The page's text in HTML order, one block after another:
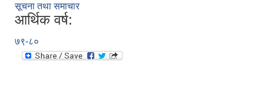
सूचना तथा समाचार
आर्थिक वर्ष:
७९-८०